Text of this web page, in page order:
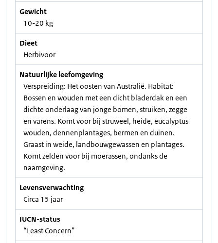
Gewicht
10-20 kg
Dieet
Herbivoor
Natuurlijke leefomgeving
Verspreiding: Het oosten van Australië. Habitat:
Bossen en wouden met een dicht bladerdak en een
dichte onderlaag van jonge bomen, struiken, zegge
en varens. Komt voor bij struweel, heide, eucalyptus
wouden, dennenplantages, bermen en duinen.
Graast in weide, landbouwgewassen en plantages.
Komt zelden voor bij moerassen, ondanks de
naamgeving.
Levensverwachting
Circa 15 jaar
IUCN-status
“Least Concern”